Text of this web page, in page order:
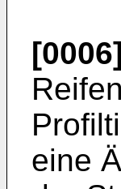
[0006]
eine